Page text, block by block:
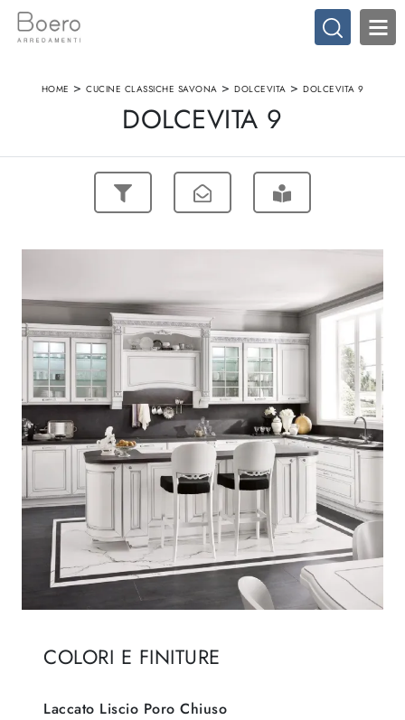
HOME > CUCINE CLASSICHE SAVONA > DOLCEVITA > DOLCEVITA 9
DOLCEVITA 9
COLORI E FINITURE
Laccato Liscio Poro Chiuso